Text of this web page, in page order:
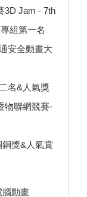
3D Jam - 7th
組第一名
安全動畫大
名&人氣獎
物聯網競賽-
獎&人氣賞
腦動畫